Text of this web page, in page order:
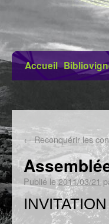
Accueil
←Reconquérir les
Publié le2011/03/21